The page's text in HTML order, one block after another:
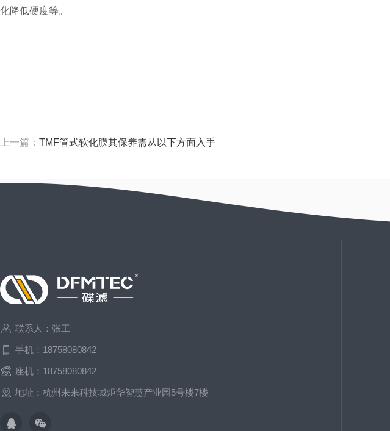
化降低硬度等。
上一篇： TMF管式软化膜其保养需从以下方面入手
联系人：张工
手机：18758080842
座机：18758080842
地址：杭州未来科技城炬华智慧产业园5号楼7楼